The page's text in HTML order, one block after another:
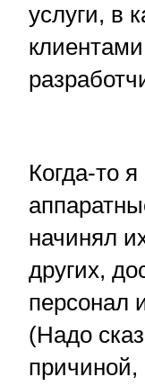
услуги, в
Когда-то
начинял
других,
персонал
(Надо
причиной,